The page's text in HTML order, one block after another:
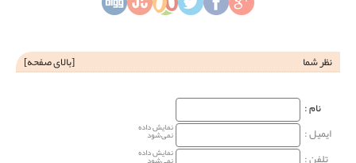
نظر شما [بالای صفحه]
نام‌ :
ایمیل :
نمایش داده
نمی‌شود
نمایش داده